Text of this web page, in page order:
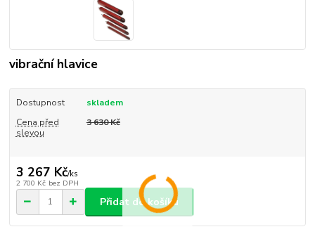
vibrační hlavice
Dostupnost
skladem
Cena před
slevou
3 630 Kč
3 267 Kč/ks
2 700 Kč bez DPH
Přidat do košíku